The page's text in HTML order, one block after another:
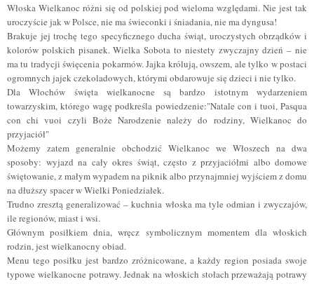
Włoska Wielkanoc różni się od polskiej pod wieloma względami. Nie jest tak
uroczyście jak w Polsce, nie ma świeconki i śniadania, nie ma dyngusa!
Brakuje jej trochę tego specyficznego ducha świąt, uroczystych obrządków i
kolorów polskich pisanek. Wielka Sobota to niestety zwyczajny dzień – nie
ma tu tradycji święcenia pokarmów. Jajka królują, owszem, ale tylko w postaci
ogromnych jajek czekoladowych, którymi obdarowuje się dzieci i nie tylko.
Dla Włochów święta wielkanocne są bardzo istotnym wydarzeniem
towarzyskim, którego wagę podkreśla powiedzenie:"Natale con i tuoi, Pasqua
con chi vuoi czyli Boże Narodzenie należy do rodziny, Wielkanoc do
przyjaciół"
Możemy zatem generalnie obchodzić Wielkanoc we Włoszech na dwa
sposoby: wyjazd na cały okres świąt, często z przyjaciółmi albo domowe
świętowanie,z małym wypadem na piknik albo przynajmniej wyjściem z domu
na dłuższy spacer w Wielki Poniedziałek.
Trudno zresztą generalizować – kuchnia włoska ma tyle odmian i zwyczajów,
ile regionów, miast i wsi.
Głównym posiłkiem dnia, wręcz symbolicznym momentem dla włoskich
rodzin, jest wielkanocny obiad.
Menu tego posiłku jest bardzo zróżnicowane, a każdy region posiada swoje
typowe wielkanocne potrawy. Jednak na włoskich stołach przeważają potrawy